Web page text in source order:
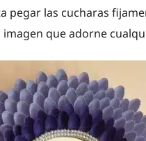
pegar las cucharas
que adorne